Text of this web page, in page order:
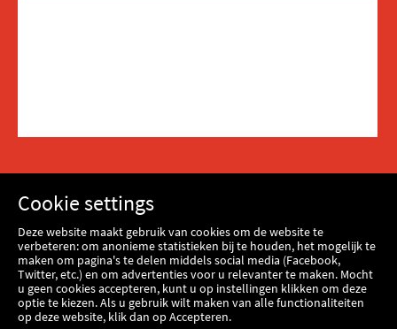
logo
Cookie settings
Deze website maakt gebruik van cookies om de website te
verbeteren: om anonieme statistieken bij te houden, het mogelijk te
maken om pagina's te delen middels social media (Facebook,
Twitter, etc.) en om advertenties voor u relevanter te maken. Mocht
u geen cookies accepteren, kunt u op instellingen klikken om deze
optie te kiezen. Als u gebruik wilt maken van alle functionaliteiten
op deze website, klik dan op Accepteren.